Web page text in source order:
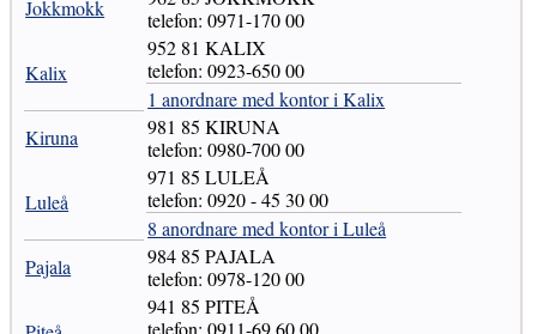
Jokkmokk
telefon: 0971-170 00
Kalix
952 81 KALIX
telefon: 0923-650 00
1 anordnare med kontor i Kalix
Kiruna
981 85 KIRUNA
telefon: 0980-700 00
Luleå
971 85 LULEÅ
telefon: 0920 - 45 30 00
8 anordnare med kontor i Luleå
Pajala
984 85 PAJALA
telefon: 0978-120 00
941 85 PITEÅ
telefon: 0911-69 60 00